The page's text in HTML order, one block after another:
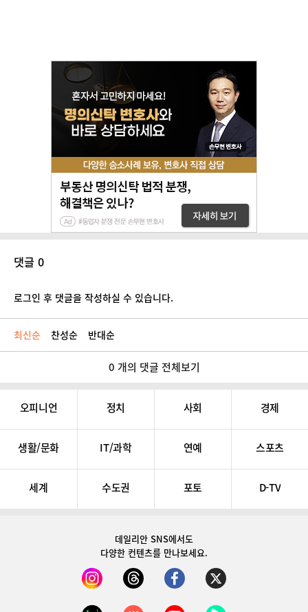
댓글 0
로그인 후 댓글을 작성하실 수 있습니다.
최신순 찬성순 반대순
0 개의 댓글 전체보기
오피니언 정치 사회 경제
생활/문화 IT/과학 연예 스포츠
세계 수도권 포토 D-TV
데일리안 SNS에서도
다양한 컨텐츠를 만나보세요.